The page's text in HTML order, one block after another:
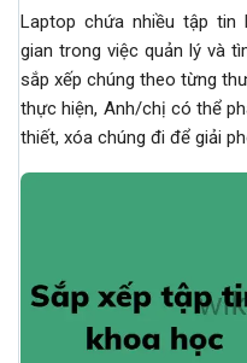
Laptop chứa nhiều tập tin
gian trong việc quản lý và
sắp xếp chúng theo từng
thực hiện, Anh/chị có thể
thiết, xóa chúng đi để giải